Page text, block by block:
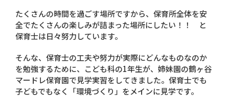
たくさんの時間を過ごす場所ですから、保育所全体を安
全でたくさんの楽しみが詰まった場所にしたい！！ と
保育士は日々努力しています。
そんな、保育士の工夫や努力が実際にどんなものなのか
を勉強するために、こども科の1年生が、姉妹園の鶴ヶ谷
マードレ保育園で見学実習をしてきました。保育士でも
子どもでもなく「環境づくり」をメインに見学です。